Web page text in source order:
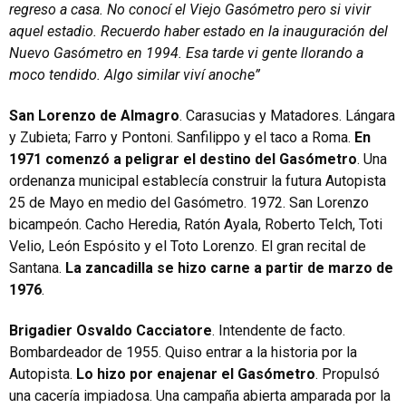
regreso a casa. No conocí el Viejo Gasómetro pero si vivir
aquel estadio. Recuerdo haber estado en la inauguración del
Nuevo Gasómetro en 1994. Esa tarde vi gente llorando a
moco tendido. Algo similar viví anoche”
San Lorenzo de Almagro. Carasucias y Matadores. Lángara
y Zubieta; Farro y Pontoni. Sanfilippo y el taco a Roma. En
1971 comenzó a peligrar el destino del Gasómetro. Una
ordenanza municipal establecía construir la futura Autopista
25 de Mayo en medio del Gasómetro. 1972. San Lorenzo
bicampeón. Cacho Heredia, Ratón Ayala, Roberto Telch, Toti
Velio, León Espósito y el Toto Lorenzo. El gran recital de
Santana. La zancadilla se hizo carne a partir de marzo de
1976.
Brigadier Osvaldo Cacciatore. Intendente de facto.
Bombardeador de 1955. Quiso entrar a la historia por la
Autopista. Lo hizo por enajenar el Gasómetro. Propulsó
una cacería impiadosa. Una campaña abierta amparada por la